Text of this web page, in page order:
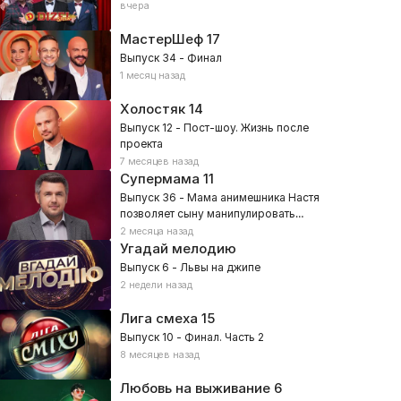
вчера
МастерШеф17
Выпуск 34 - Финал
1 месяц назад
Холостяк14
Выпуск 12 - Пост-шоу. Жизнь после
проекта
7 месяцев назад
Супермама 11
Выпуск 36 - Мама анимешника Настя
позволяет сыну манипулировать
собой?
2 месяца назад
Угадай мелодию
Выпуск 6 - Львы на джипе
2 недели назад
Лига смеха 15
Выпуск 10 - Финал. Часть 2
8 месяцев назад
Любовь на выживание6